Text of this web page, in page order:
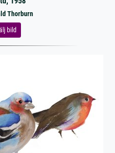
Thorburn
bild